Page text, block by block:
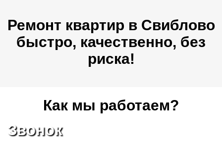
Ремонт квартир в Свиблово
быстро, качественно, без
риска!
Как мы работаем?
Звонок